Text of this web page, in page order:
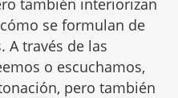
también interiorizan
se formulan de
A través de las
o escuchamos,
pero también